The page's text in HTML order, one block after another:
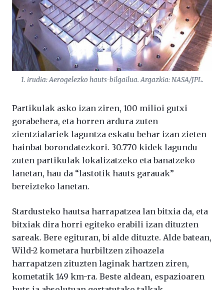
1. irudia: Aerogelezko hauts-bilgailua. Argazkia: NASA/JPL.
Partikulak asko izan ziren, 100 milioi gutxi
gorabehera, eta horren ardura zuten
zientzialariek laguntza eskatu behar izan zieten
hainbat borondatezkori. 30.770 kidek lagundu
zuten partikulak lokalizatzeko eta banatzeko
lanetan, hau da “lastotik hauts garauak”
bereizteko lanetan.
Stardusteko hautsa harrapatzea lan bitxia da, eta
bitxiak dira horri egiteko erabili izan dituzten
sareak. Bere egituran, bi alde dituzte. Alde batean,
Wild-2 kometara hurbiltzen zihoazela
harrapatzen zituzten laginak hartzen ziren,
kometatik 149 km-ra. Beste aldean, espazioaren